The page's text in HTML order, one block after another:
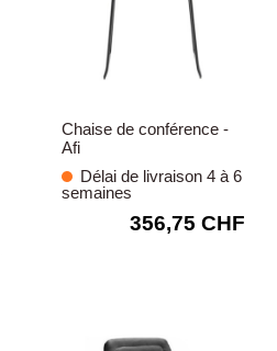
Chaise de conférence -
Afi
Délai de livraison 4 à 6
semaines
356,75 CHF